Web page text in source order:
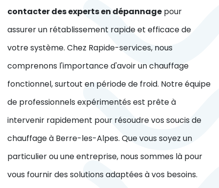
contacter des experts en dépannage pour
assurer un rétablissement rapide et efficace de
votre système. Chez Rapide-services, nous
comprenons l'importance d'avoir un chauffage
fonctionnel, surtout en période de froid. Notre équipe
de professionnels expérimentés est prête à
intervenir rapidement pour résoudre vos soucis de
chauffage à Berre-les-Alpes. Que vous soyez un
particulier ou une entreprise, nous sommes là pour
vous fournir des solutions adaptées à vos besoins.